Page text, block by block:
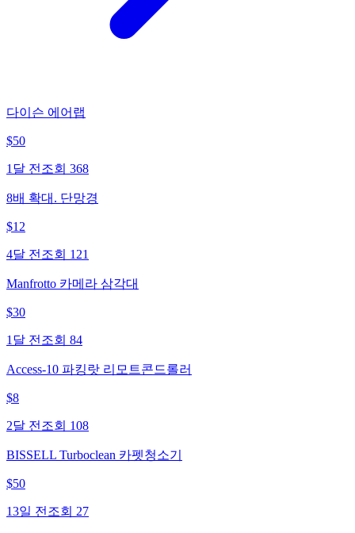
다이슨 에어랩
$50
1달 전 조회 368
8배 확대. 단망경
$12
4달 전 조회 121
Manfrotto 카메라 삼각대
$30
1달 전 조회 84
Access-10 파킹랏 리모트콘드롤러
$8
2달 전 조회 108
BISSELL Turboclean 카펫청소기
$50
13일 전 조회 27